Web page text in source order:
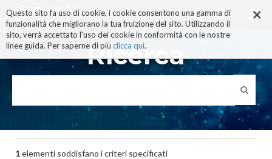
×
Questo sito fa uso di cookie, i cookie consentono una gamma di
funzionalità che migliorano la tua fruizione del sito. Utilizzando il
sito, verrà accettato l'uso dei cookie in conformità con le nostre
linee guida. Per saperne di più clicca qui.
ai
contenuti.
|
alla
navigazione
Ricerca
1elementi soddisfano i criteri specificati